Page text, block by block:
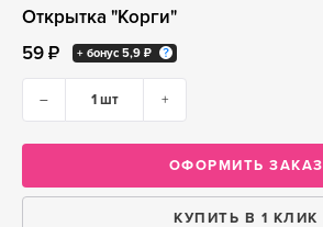
Открытка "Корги"
59 ₽
+ бонус 5,9 ₽
– +
ОФОРМИТЬ ЗАКАЗ
КУПИТЬ В 1 КЛИК